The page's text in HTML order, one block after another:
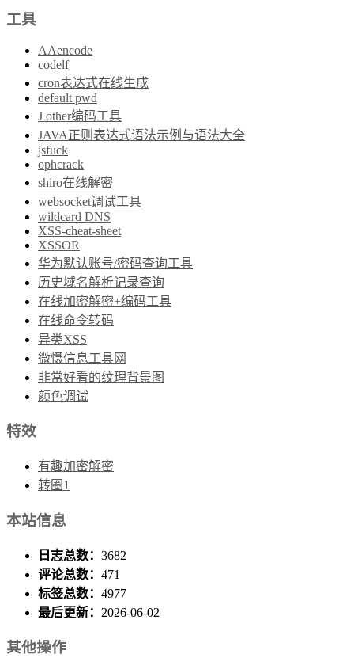
工具
AAencode
codelf
cron表达式在线生成
default pwd
J other编码工具
JAVA正则表达式语法示例与语法大全
jsfuck
ophcrack
shiro在线解密
websocket调试工具
wildcard DNS
XSS-cheat-sheet
XSSOR
华为默认账号/密码查询工具
历史域名解析记录查询
在线加密解密+编码工具
在线命令转码
异类XSS
微慑信息工具网
非常好看的纹理背景图
颜色调试
特效
有趣加密解密
转圈1
本站信息
日志总数： 3682
评论总数： 471
标签总数： 4977
最后更新： 2026-06-02
其他操作